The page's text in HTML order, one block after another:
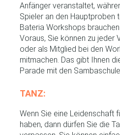
Anfänger veranstaltet,
Spieler an den Hauptproben
Bateria Workshops
Voraus, Sie können zu jeder
oder als Mitglied bei den
mitmachen. Das gibt Ihnen
Parade mit den
TANZ:
Wenn Sie eine Leidenschaft
haben, dann dürfen Sie die